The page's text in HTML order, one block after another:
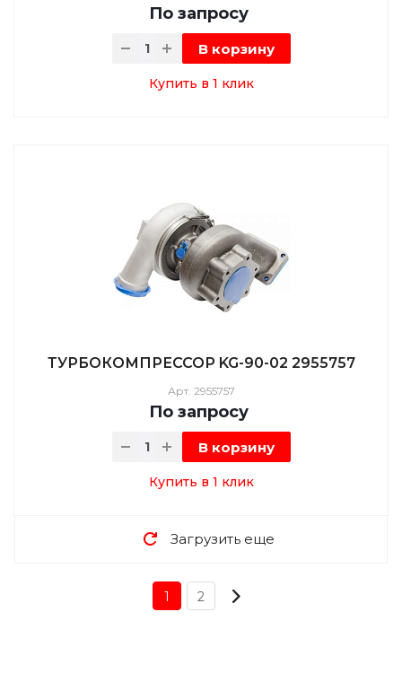
По запросу
В корзину
Купить в 1 клик
ТУРБОКОМПРЕССОР KG-90-02 2955757
Арт. 2955757
По запросу
В корзину
Купить в 1 клик
Загрузить еще
1 2